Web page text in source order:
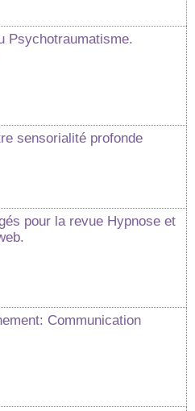
Psychotraumatisme.
sensorialité profonde
pour la revue Hypnose et
Communication